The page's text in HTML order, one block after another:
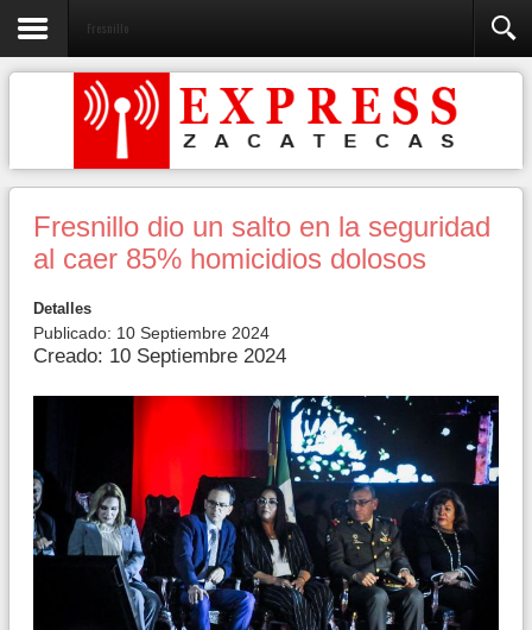
Fresnillo
Fresnillo dio un salto en la seguridad
al caer 85% homicidios dolosos
Detalles
Publicado: 10 Septiembre 2024
Creado: 10 Septiembre 2024